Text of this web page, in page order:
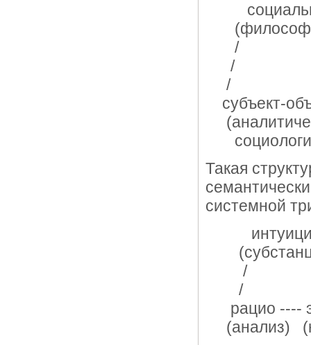
/
/
/
субъект-
Такая
системной
/
/
рацио ----
(анализ)